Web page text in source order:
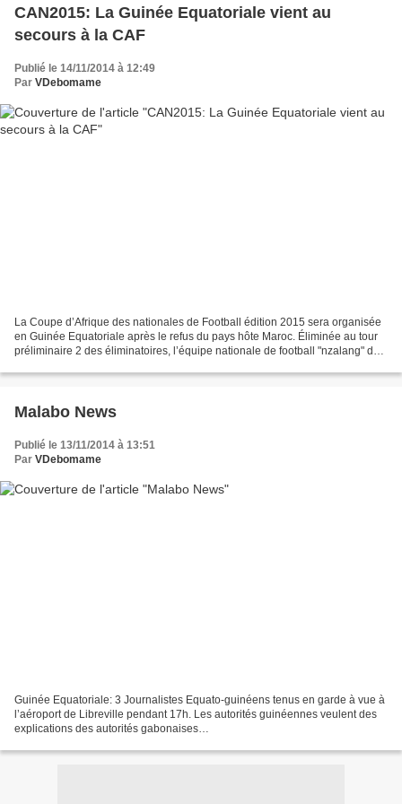
CAN2015: La Guinée Equatoriale vient au
secours à la CAF
Publié le 14/11/2014 à 12:49
Par VDebomame
La Coupe d’Afrique des nationales de Football édition 2015 sera organisée
en Guinée Equatoriale après le refus du pays hôte Maroc. Éliminée au tour
préliminaire 2 des éliminatoires, l’équipe nationale de football "nzalang" de
Malabo News
Publié le 13/11/2014 à 13:51
Par VDebomame
Guinée Equatoriale: 3 Journalistes Equato-guinéens tenus en garde à vue à
l’aéroport de Libreville pendant 17h. Les autorités guinéennes veulent des
explications des autorités gabonaises
gabon-monde-presse13.html?spref=fb Affaire...